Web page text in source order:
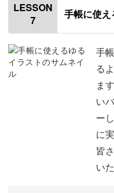
使用道具
差し入れに添えるカ
お土産に添えるカード
「〇時に戻ります」
「洗濯物いれといて
「冷蔵庫におやつあ
LESSON
7
手帳に使え
手
る
ま
い
ー
に
皆
い